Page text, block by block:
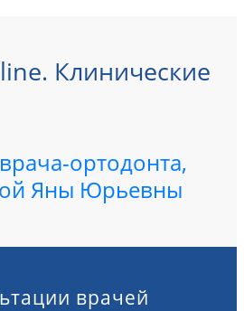
Клинические
ортодонта,
Яны Юрьевны
врачей